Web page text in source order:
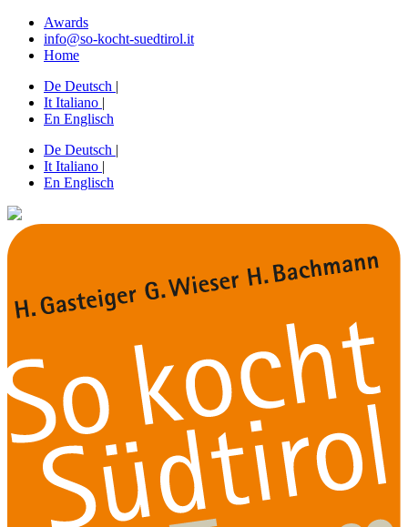
Awards
info@so-kocht-suedtirol.it
Home
De Deutsch |
It Italiano |
En Englisch
De Deutsch |
It Italiano |
En Englisch